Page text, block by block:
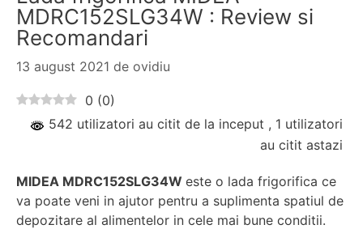
MDRC152SLG34W : Review si
Recomandari
13 august 2021 de ovidiu
0 (0)
542 utilizatori au citit de la inceput , 1 utilizatori
au citit astazi
MIDEA MDRC152SLG34W este o lada frigorifica ce
va poate veni in ajutor pentru a suplimenta spatiul de
depozitare al alimentelor in cele mai bune conditii.